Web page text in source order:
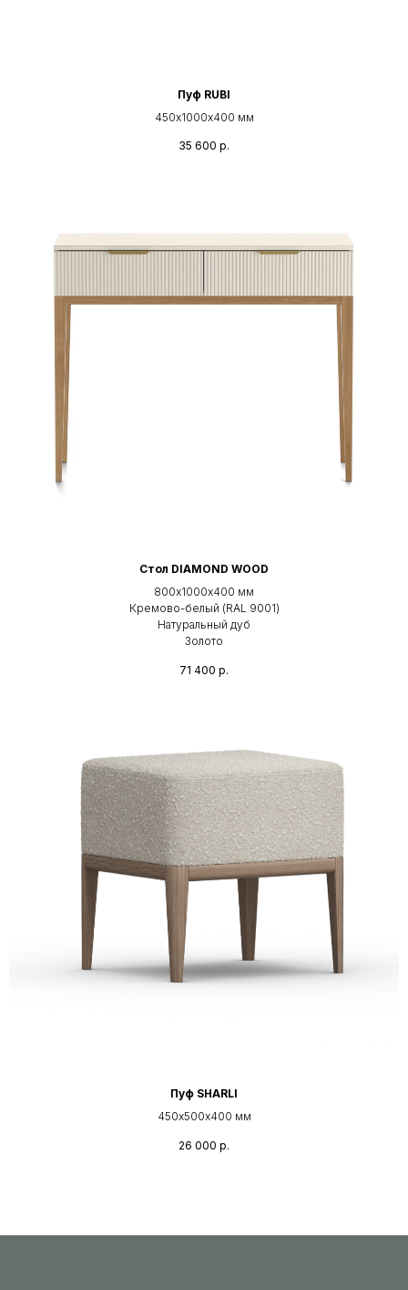
Пуф RUBI
450х1000х400 мм
35 600 р.
Стол DIAMOND WOOD
800х1000х400 мм
Кремово-белый (RAL 9001)
Натуральный дуб
Золото
71 400 р.
Пуф SHARLI
450х500х400 мм
26 000 р.